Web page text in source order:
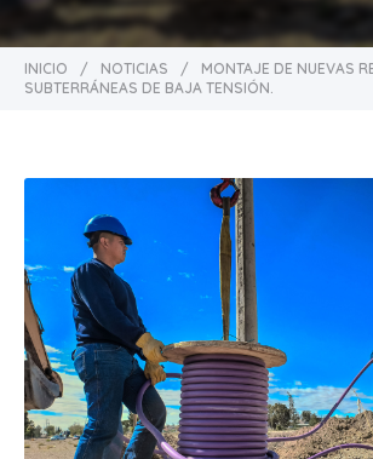
INICIO / NOTICIAS /
MONTAJE DE NUEVAS
SUBTERRÁNEAS DE BAJA TENSIÓN.